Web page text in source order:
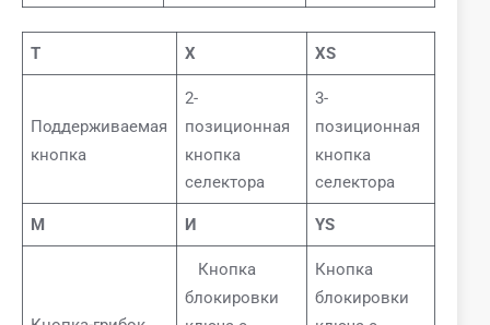
Т Х XS
Поддерживаемая
кнопка
2-
позиционная
кнопка
селектора
3-
позиционная
кнопка
селектора
М И YS
Кнопка
блокировки
Кнопка
блокировки